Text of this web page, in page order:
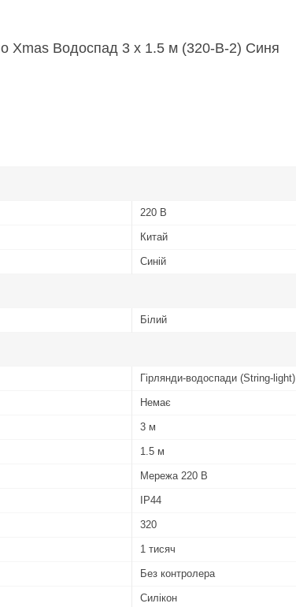
Xmas Водоспад 3 х 1.5 м (320-B-2) Синя
220 В
Китай
Синій
Білий
Гірлянди-водоспади (String-light)
Немає
3 м
1.5 м
Мережа 220 В
IP44
320
1 тисяч
Без контролера
Силікон